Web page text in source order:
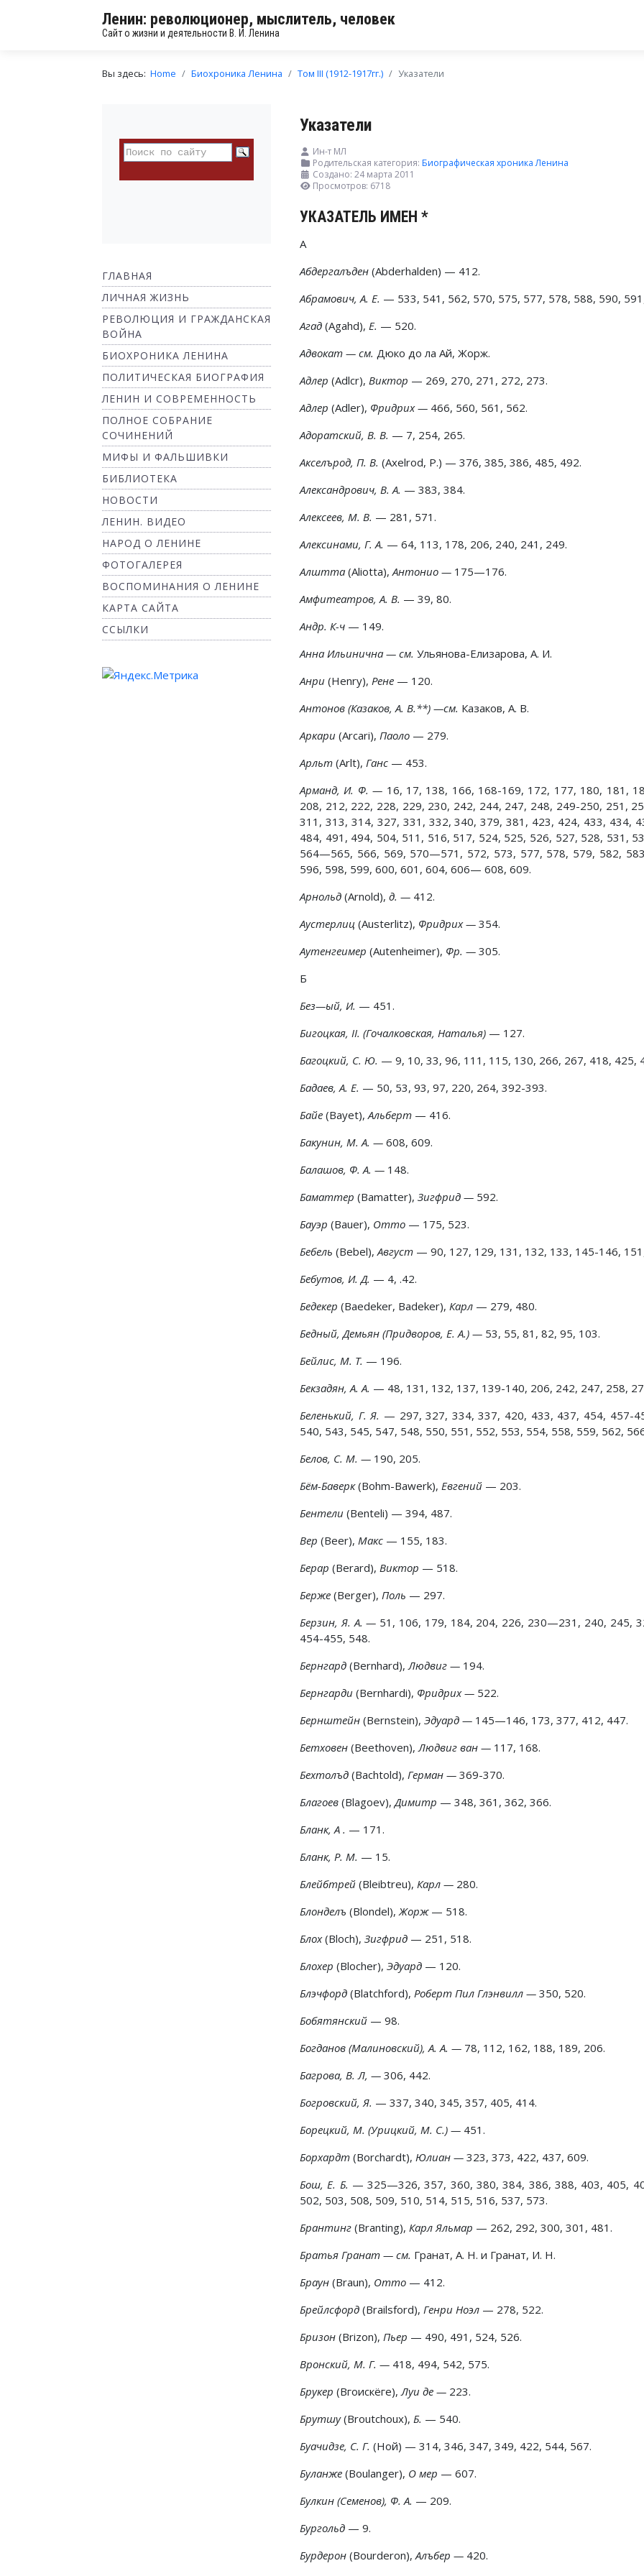
Ленин: революционер, мыслитель, человек
Сайт о жизни и деятельности В. И. Ленина
Вы здесь: Home Биохроника Ленина Том III (1912-1917гг.) Указатели
ГЛАВНАЯ
ЛИЧНАЯ ЖИЗНЬ
РЕВОЛЮЦИЯ И ГРАЖДАНСКАЯ
ВОЙНА
БИОХРОНИКА ЛЕНИНА
ПОЛИТИЧЕСКАЯ БИОГРАФИЯ
ЛЕНИН И СОВРЕМЕННОСТЬ
ПОЛНОЕ СОБРАНИЕ
СОЧИНЕНИЙ
МИФЫ И ФАЛЬШИВКИ
БИБЛИОТЕКА
НОВОСТИ
ЛЕНИН. ВИДЕО
НАРОД О ЛЕНИНЕ
ФОТОГАЛЕРЕЯ
ВОСПОМИНАНИЯ О ЛЕНИНЕ
КАРТА САЙТА
ССЫЛКИ
Указатели
Ин-т МЛ
Родительская категория: Биографическая хроника Ленина
Создано: 24 марта 2011
Просмотров: 6718
УКАЗАТЕЛЬ ИМЕН *
А
Абдергалъден (Abderhalden) — 412.
Абрамович, А. Е. — 533, 541, 562, 570, 575, 577, 578, 588, 590,
Агад (Agahd), Е. — 520.
Адвокат — см. Дюко до ла Ай, Жорж.
Адлер (Adlcr), Виктор — 269, 270, 271, 272, 273.
Адлер (Adler), Фридрих — 466, 560, 561, 562.
Адоратский, В. В. — 7, 254, 265.
Акселърод, П. В. (Axelrod, Р.) — 376, 385, 386, 485, 492.
Александрович, В. А. — 383, 384.
Алексеев, М. В. — 281, 571.
Алексинами, Г. А. — 64, 113, 178, 206, 240, 241, 249.
Алштта (Aliotta),Антонио — 175—176.
Амфитеатров, А. В. — 39, 80.
Андр. К-ч — 149.
Анна Ильинична — см. Ульянова-Елизарова, А. И.
Анри (Henry), Рене — 120.
Антонов (Казаков, А. В.**) —см. Казаков, А. В.
Аркари (Arcari), Паоло — 279.
Арльт (Arlt), Ганс — 453.
Арманд, И. Ф. — 16, 17, 138, 166, 168-169, 172, 177, 180, 181,
208, 212, 222, 228, 229, 230, 242, 244, 247, 248, 249-250, 251,
311, 313, 314, 327, 331, 332, 340, 379, 381, 423, 424, 433, 434,
484, 491, 494, 504, 511, 516, 517, 524, 525, 526, 527, 528, 531,
564—565, 566, 569, 570—571, 572, 573, 577, 578, 579, 582,
596, 598, 599, 600, 601, 604, 606— 608, 609.
Арнольд (Arnold), д. — 412.
Аустерлиц (Austerlitz), Фридрих — 354.
Аутенгеимер (Autenheimer), Фр. — 305.
Б
Без—ый, И. — 451.
Бигоцкая, II. (Гочалковская, Наталья) — 127.
Багоцкий, С. Ю. — 9, 10, 33, 96, 111, 115, 130, 266, 267, 418, 425,
Бадаев, А. Е. — 50, 53, 93, 97, 220, 264, 392-393.
Байе (Bayet),Альберт — 416.
Бакунин, М. А. — 608, 609.
Балашов, Ф. А. — 148.
Баматтер (Bamatter), Зигфрид — 592.
Бауэр (Bauer), Ommo — 175, 523.
Бебель (Bebel),Август — 90, 127, 129, 131, 132, 133, 145-146,
Бебутов, И. Д. — 4, .42.
Бедекер (Baedeker, Badeker), Карл — 279, 480.
Бедный, Демьян (Придворов, Е. А.) — 53, 55, 81, 82, 95, 103.
Бейлис, М. Т. — 196.
Бекзадян, А. А. — 48, 131, 132, 137, 139-140, 206, 242, 247, 258,
Беленький, Г. Я. — 297, 327, 334, 337, 420, 433, 437, 454, 457-
540, 543, 545, 547, 548, 550, 551, 552, 553, 554, 558, 559, 562,
Белов, С. М. — 190, 205.
Бём-Баверк(Bohm-Bawerk), Евгений — 203.
Бентели (Benteli) — 394, 487.
Вер (Beer), Макс — 155, 183.
Берар (Berard), Виктор — 518.
Берже (Berger), Поль — 297.
Берзин, Я. А. — 51, 106, 179, 184, 204, 226, 230—231, 240, 245,
454-455, 548.
Бернгард (Bernhard),Людвиг — 194.
Бернгарди (Bernhardi), Фридрих — 522.
Бернштейн (Bernstein), Эдуард — 145—146, 173, 377, 412, 447.
Бетховен (Beethoven),Людвиг ван — 117, 168.
Бехтолъд (Bachtold), Герман — 369-370.
Благоев (Blagoev),Димитр — 348, 361, 362, 366.
Бланк, А . — 171.
Бланк, Р. М. — 15.
Блейбтрей (Bleibtreu), Карл — 280.
Блонделъ (Blondel),Жорж — 518.
Блох(Bloch), Зигфрид — 251, 518.
Блохер (Blocher), Эдуард — 120.
Блэчфорд (Blatchford), Роберт Пил Глэнвилл — 350, 520.
Бобятянский — 98.
Богданов (Малиновский), А. А. — 78, 112, 162, 188, 189, 206.
Багрова, В. Л, — 306, 442.
Богровский, Я. — 337, 340, 345, 357, 405, 414.
Борецкий, М. (Урицкий, М. С.) — 451.
Борхардт (Borchardt), Юлиан — 323, 373, 422, 437, 609.
Бош, Е. Б. — 325—326, 357, 360, 380, 384, 386, 388, 403, 405,
502, 503, 508, 509, 510, 514, 515, 516, 537, 573.
Брантинг (Branting), Карл Яльмар — 262, 292, 300, 301, 481.
Братья Гранат — см. Гранат, А. Н. и Гранат, И. Н.
Браун (Braun), Ommo — 412.
Брейлсфорд (Brailsford), Генри Ноэл — 278, 522.
Бризон (Brizon), Пьер — 490, 491, 524, 526.
Вронский, М. Г. — 418, 494, 542, 575.
Брукер (Вгоискёге),Луи де — 223.
Брутшу(Broutchoux), Б. — 540.
Буачидзе, С. Г. (Ной) — 314, 346, 347, 349, 422, 544, 567.
Буланже (Boulanger), О мер — 607.
Булкин (Семенов), Ф. А. — 209.
Бургольд — 9.
Бурдерон (Bourderon),Алъбер — 420.